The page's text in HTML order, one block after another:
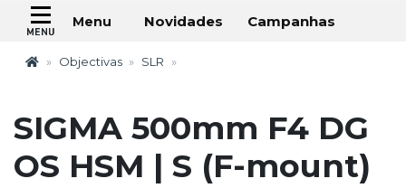
Menu Novidades Campanhas
Objectivas SLR
SIGMA 500mm F4 DG
OS HSM | S (F-mount)